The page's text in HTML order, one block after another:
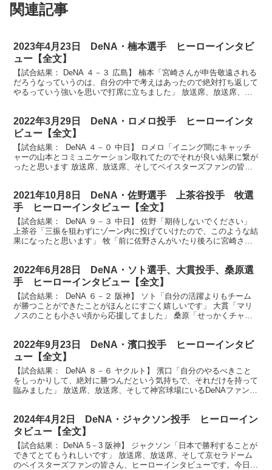
関連記事
2023年4月23日 DeNA・楠本選手 ヒーローインタビ
ュー【全文】
【試合結果： DeNA ４－３ 広島】 楠本「宮崎さんが申告敬遠される
だろうなっていうのは、自分の中で考えはあったので絶対打ち返して
やるっていう強いを思いで打席に立ちました」 放送席、放送席、勝
2022年3月29日 DeNA・ロメロ投手 ヒーローインタ
ビュー【全文】
【試合結果： DeNA ４－０ 中日】 ロメロ「イニング間にキャッチ
ャーの山本とコミュニケーション取れてたのでそれが良い結果に繋が
ったと思います 放送席、放送席、そしてベイスターズファンの皆さ
2021年10月8日 DeNA・佐野選手 上茶谷投手 牧選
手 ヒーローインタビュー【全文】
【試合結果： DeNA ９－３ 中日】 佐野「期待しないでください」
上茶谷「三振を狙わずにゾーン内に投げていけたので、このような結
果になったと思います」 牧「前に佐野さんがいたり後ろに宮崎さん
2022年6月28日 DeNA・ソト選手、大貫投手、桑原選
手 ヒーローインタビュー【全文】
【試合結果： DeNA ６－２ 阪神】 ソト「自分の活躍よりもチーム
が勝つことができたことがほんとにすごく嬉しいです」 大貫「マリ
ノスのことも小さい頃から応援してました」 桑原「せっかくチャン
2022年9月23日 DeNA・濱口投手 ヒーローインタビ
ュー【全文】
【試合結果： DeNA ８－６ ヤクルト】 濱口「自分のやるべきこと
をしっかりして、絶対に勝つんだという気持ちで、それだけを持って
臨みました」 放送席、放送席、そして神宮球場にいるDeNAファンの
2024年4月2日 DeNA・ジャクソン投手 ヒーローイン
タビュー【全文】
【試合結果： DeNA 5－3 阪神】 ジャクソン「日本で勝利することが
できてとてもうれしいです」 放送席、放送席、そして京セラドーム
のベイスターズファンの皆さん、ヒーローインタビューです。今日の